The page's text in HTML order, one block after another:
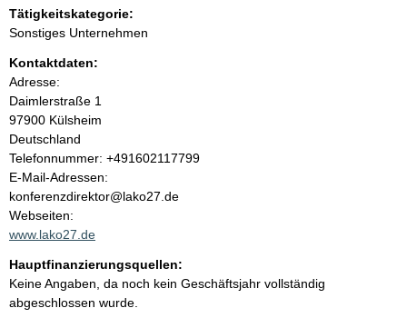
n
i
n
h
a
l
t
r
Tätigkeitskategorie:
Sonstiges Unternehmen
Kontaktdaten:
Adresse:
Daimlerstraße 1
97900 Külsheim
Deutschland
K
o
n
t
a
t
i
n
Telefonnummer: +491602117799
E-Mail-Adressen:
konferenzdirektor@lako27.de
Webseiten:
www.lako27.de
Hauptfinanzierungsquellen:
Keine Angaben, da noch kein Geschäftsjahr vollständig
abgeschlossen wurde.